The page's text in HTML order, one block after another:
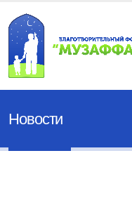
Новости